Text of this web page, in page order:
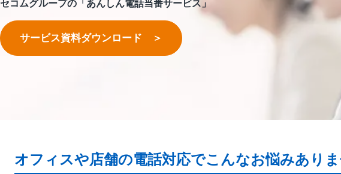
セコムグループの「あんしん電話当番サービス」
サービス資料ダウンロード ＞
オフィスや店舗の電話対応でこんなお悩みあり